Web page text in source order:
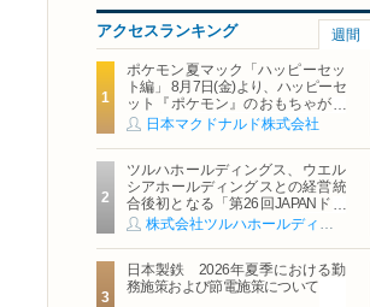
アクセスランキング 週間
ポケモン夏マック「ハッピーセッ
ト編」 8月7日(金)より、ハッピーセ
ット『ポケモン』のおもちゃが期
間限定登場
日本マクドナルド株式会社
ツルハホールディングス、ウエル
シアホールディングスとの経営統
合後初となる「第26回JAPANドラ
ッグストアショー」に出展
株式会社ツルハホールディングス
日本製鉄 2026年夏季における勤
務施策および節電施策について